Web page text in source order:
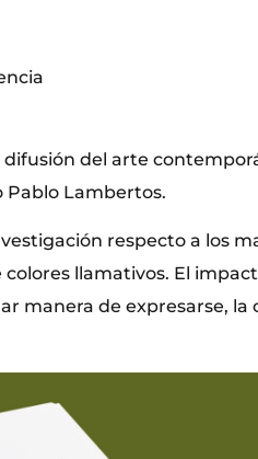
del arte
Pablo Lambertos.
respecto a los
llamativos. El
manera de expresarse, la